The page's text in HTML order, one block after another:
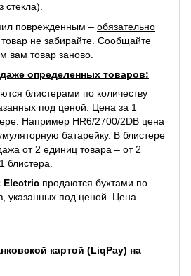
стекла).
поврежденным – обязательно
не забирайте. Сообщайте
вам товар заново.
определенных товаров:
блистерами по количеству
под ценой. Цена за 1
Например HR6/2700/2DB цена
батарейку. В блистере
от 2 единиц товара – от 2
блистера.
Electric продаются бухтами по
указанных под ценой. Цена
картой (LiqPay) на